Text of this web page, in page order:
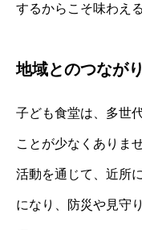
するからこそ味わえ
地域とのつなが
子ども食堂は、多世
ことが少なくありませ
活動を通じて、近所
になり、防災や見守